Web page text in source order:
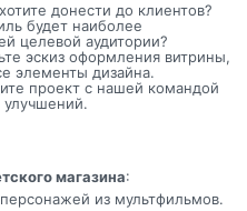
донести до клиентов?
будет наиболее
целевой аудитории?
эскиз оформления витрины,
элементы дизайна.
проект с нашей командой
магазина:
из мультфильмов.